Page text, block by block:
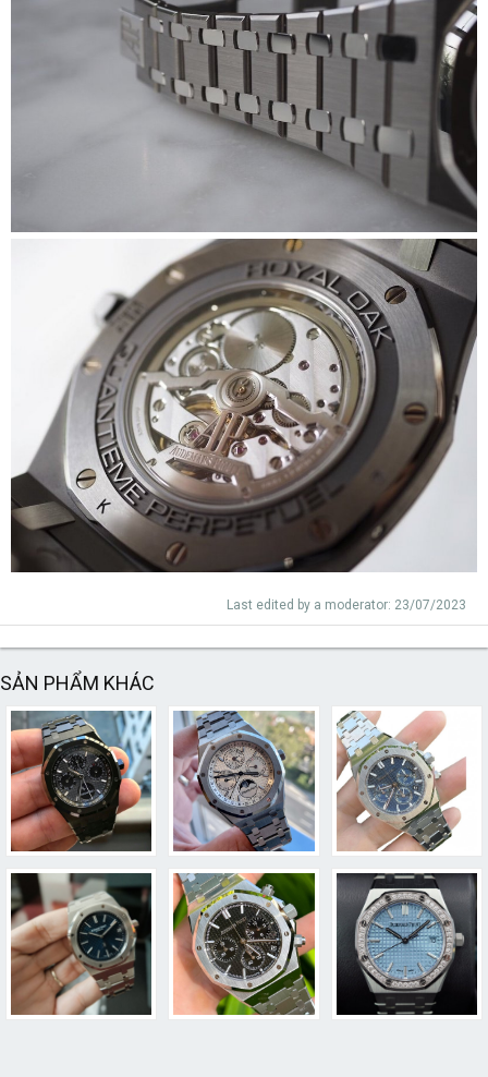
Last edited by a moderator: 23/07/2023
SẢN PHẨM KHÁC